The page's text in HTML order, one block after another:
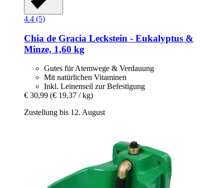
4.4 (5)
Chia de Gracia Leckstein -​ Eukalyptus &
Minze, 1,60 kg
Gutes für Atemwege & Verdauung
Mit natürlichen Vitaminen
Inkl. Leinenseil zur Befestigung
€ 30,99 (€ 19,37 / kg)
Zustellung bis 12. August